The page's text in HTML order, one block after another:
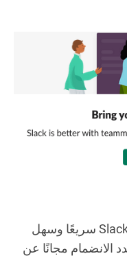
في عام 2024، يبقى التسجيل في Slack سريعًا وسهل
الانضمام مجانًا عن